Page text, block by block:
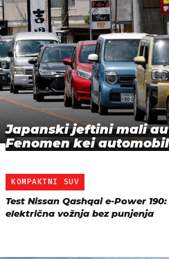
Japanski jeftini mali
Fenomen kei
KOMPAKTNI SUV
Test Nissan Qashqai e-Power
električna vožnja bez punjenja